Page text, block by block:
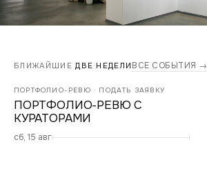
БЛИЖАЙШИЕДВЕ НЕДЕЛИ ВСЕ СОБЫТИЯ →
ПОРТФОЛИО-РЕВЮ · ПОДАТЬ ЗАЯВКУ
ПОРТФОЛИО-РЕВЮ С
КУРАТОРАМИ
сб, 15 авг